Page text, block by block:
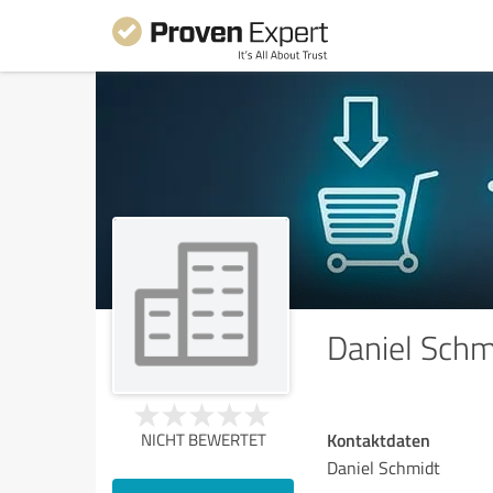
Daniel
NICHT BEWERTET Kontaktdaten
Daniel Schmidt